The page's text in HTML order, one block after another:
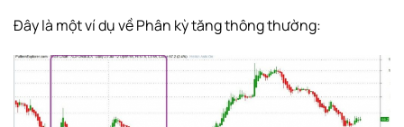
Đây là một ví dụ về Phân kỳ tăng thông thường: